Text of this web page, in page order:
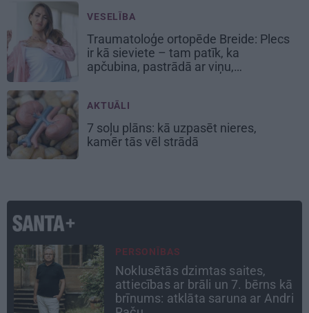
VESELĪBA
Traumatoloģe ortopēde Breide: Plecs
ir kā sieviete – tam patīk, ka
apčubina, pastrādā ar viņu,
AKTUĀLI
7 soļu plāns: kā uzpasēt nieres,
kamēr tās vēl strādā
CIEMOS
Kas slēpjas Kuldīgas vecpilsētas
pagalmos? Dārzi, kuros atļauts
būt nepieklājīgi ziņkārīgam